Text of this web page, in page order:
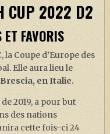
CUP 2022 D2
FAVORIS
la Coupe d’Europe des
Elle aura lieu le
en Italie.
2019, a pour but
des nations
cette fois-ci 24